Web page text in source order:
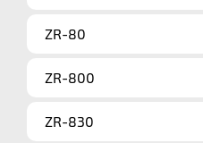
ZR-80
ZR-800
ZR-830